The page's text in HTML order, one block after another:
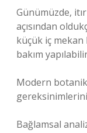
Günümüzde,
açısından
küçük iç mekan
bakım
Modern
Bağlamsal